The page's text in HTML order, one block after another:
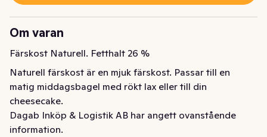
Om varan
Färskost Naturell. Fetthalt 26 %
Naturell färskost är en mjuk färskost. Passar till en
matig middagsbagel med rökt lax eller till din
cheesecake.
Dagab Inköp & Logistik AB har angett ovanstående
information.